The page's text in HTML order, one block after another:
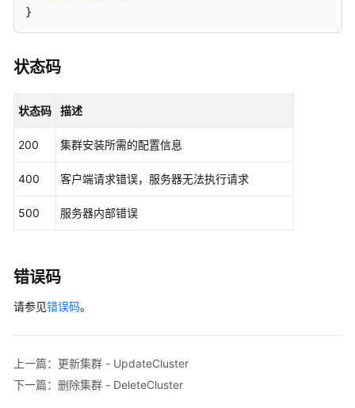
活
群
RetryClusterActivation
获
-
获
取
}
状态码
状态码 描述
200 集群安装所需的配置信息
400 客户端请求错误，服务器无法执行请求
500 服务器内部错误
错误码
请参见错误码。
上一篇：更新集群 - UpdateCluster
下一篇：删除集群 - DeleteCluster